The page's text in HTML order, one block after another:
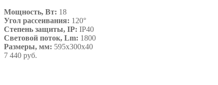
Мощность, Вт: 18
Угол рассеивания: 120°
Степень защиты, IP: IP40
Световой поток, Lm: 1800
Размеры, мм: 595х300х40
7 440 руб.